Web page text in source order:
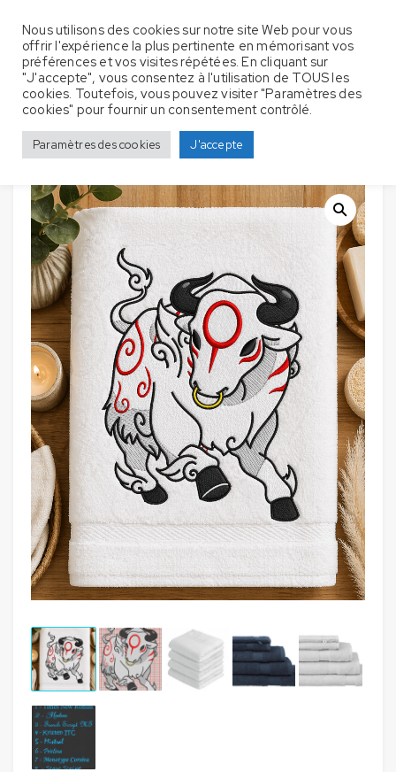
Accueil Serviette de bain Vaches / Taureaux
Serviettes
de bain avec broderie – Taureau
Nous utilisons des cookies sur notre site Web pour vous
offrir l'expérience la plus pertinente en mémorisant vos
préférences et vos visites répétées. En cliquant sur
"J'accepte", vous consentez à l'utilisation de TOUS les
cookies. Toutefois, vous pouvez visiter "Paramètres des
cookies" pour fournir un consentement contrôlé.
Paramètres des cookies J'accepte